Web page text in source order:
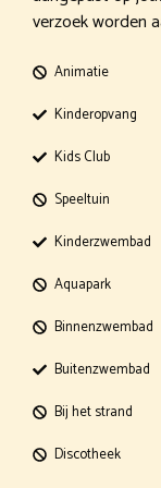
verzoek worden
Animatie
Kinderopvang
Kids Club
Speeltuin
Kinderzwembad
Aquapark
Binnenzwembad
Buitenzwembad
Bij het strand
Discotheek